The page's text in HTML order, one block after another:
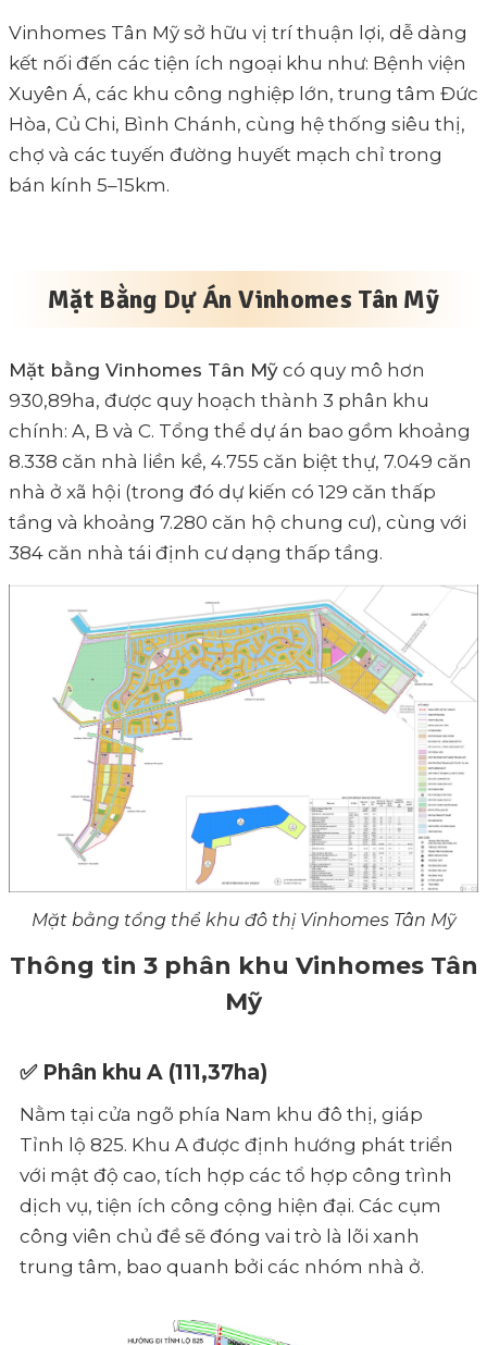
Vinhomes Tân Mỹ sở hữu vị trí thuận lợi, dễ dàng
kết nối đến các tiện ích ngoại khu như: Bệnh viện
Xuyên Á, các khu công nghiệp lớn, trung tâm Đức
Hòa, Củ Chi, Bình Chánh, cùng hệ thống siêu thị,
chợ và các tuyến đường huyết mạch chỉ trong
bán kính 5–15km.
Mặt Bằng Dự Án Vinhomes Tân Mỹ
Mặt bằng Vinhomes Tân Mỹ có quy mô hơn
930,89ha, được quy hoạch thành 3 phân khu
chính: A, B và C. Tổng thể dự án bao gồm khoảng
8.338 căn nhà liền kề, 4.755 căn biệt thự, 7.049 căn
nhà ở xã hội (trong đó dự kiến có 129 căn thấp
tầng và khoảng 7.280 căn hộ chung cư), cùng với
384 căn nhà tái định cư dạng thấp tầng.
Mặt bằng tổng thể khu đô thị Vinhomes Tân Mỹ
Thông tin 3 phân khu Vinhomes Tân
Mỹ
✅ Phân khu A (111,37ha)
Nằm tại cửa ngõ phía Nam khu đô thị, giáp
Tỉnh lộ 825. Khu A được định hướng phát triển
với mật độ cao, tích hợp các tổ hợp công trình
dịch vụ, tiện ích công cộng hiện đại. Các cụm
công viên chủ đề sẽ đóng vai trò là lõi xanh
trung tâm, bao quanh bởi các nhóm nhà ở.